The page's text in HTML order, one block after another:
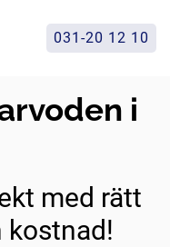
031-20 12 10
i
med rätt
kostnad!